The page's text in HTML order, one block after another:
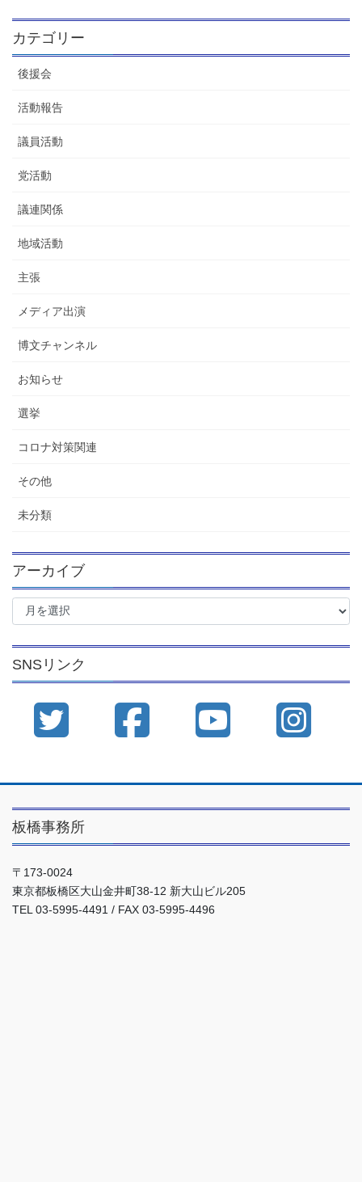
カテゴリー
後援会
活動報告
議員活動
党活動
議連関係
地域活動
主張
メディア出演
博文チャンネル
お知らせ
選挙
コロナ対策関連
その他
未分類
アーカイブ
ア
イ
ブ
SNSリンク
板橋事務所
〒173-0024
東京都板橋区大山金井町38-12 新大山ビル205
TEL 03-5995-4491 / FAX 03-5995-4496